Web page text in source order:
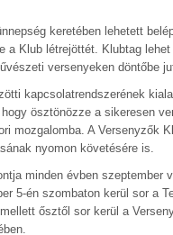
keretében lehetett
Klub létrejöttét. Klubtag
versenyeken döntőbe
kapcsolatrendszerének
ösztönözze a sikeresen
mozgalomba. A Versenyzők
nyomon követésére is.
minden évben szeptember
5-én szombaton kerül sor a
ősztől sor kerül a